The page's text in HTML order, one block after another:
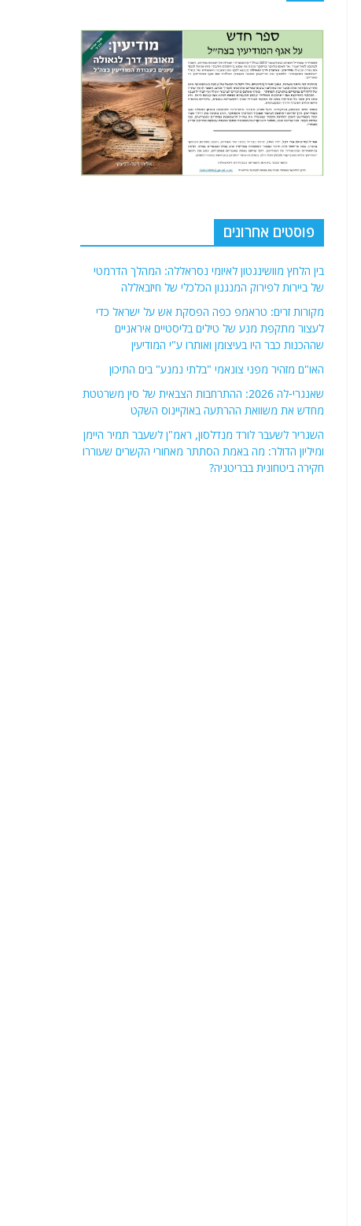
פוסטים אחרונים
בין הלחץ מוושינגטון לאיומי נסראללה: המהלך הדרמטי
של ביירות לפירוק המנגנון הכלכלי של חיזבאללה
מקורות זרים: טראמפ כפה הפסקת אש על ישראל כדי
לעצור מתקפת מנע של טילים בליסטיים איראניים
שההכנות כבר היו בעיצומן ואותרו ע"י המודיעין
האו"ם מזהיר מפני צונאמי "בלתי נמנע" בים התיכון
שאנגרי-לה 2026: ההתרחבות הצבאית של סין משרטטת
מחדש את משוואת ההרתעה באוקיינוס ​​השקט
השגריר לשעבר לורד מנדלסון, ראמ"ן לשעבר תמיר היימן
ומיליון הדולר: מה באמת הסתתר מאחורי הקשרים שעוררו
חקירה ביטחונית בבריטניה?